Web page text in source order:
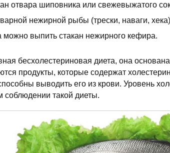
отвара шиповника или свежевыжатого
нежирной рыбы (трески, наваги,
можно выпить стакан нежирного кефира.
бесхолестериновая диета, она
продукты, которые содержат
выводить его из крови. Уровень
соблюдении такой диеты.